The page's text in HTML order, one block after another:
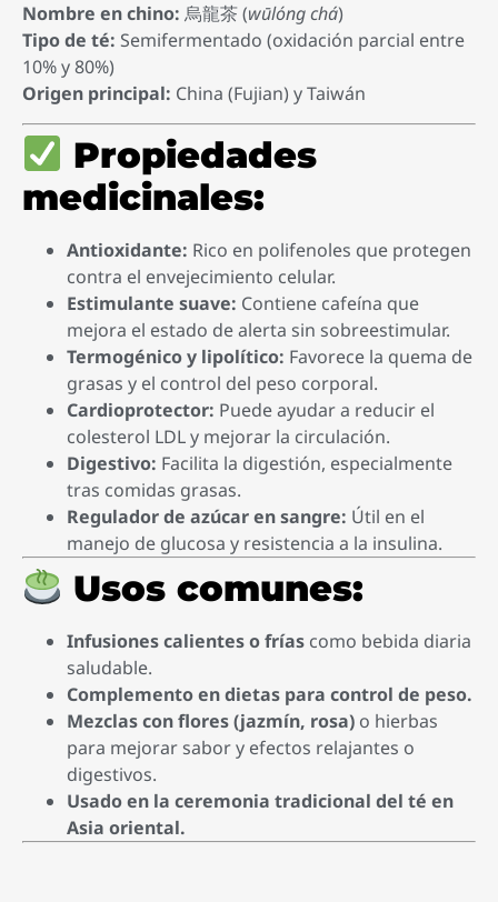
Nombre en chino: 烏龍茶 (wūlóng chá)
Tipo de té: Semifermentado (oxidación parcial entre
10% y 80%)
Origen principal: China (Fujian) y Taiwán
Propiedades
medicinales:
Antioxidante: Rico en polifenoles que protegen
contra el envejecimiento celular.
Estimulante suave: Contiene cafeína que
mejora el estado de alerta sin sobreestimular.
Termogénico y lipolítico: Favorece la quema de
grasas y el control del peso corporal.
Cardioprotector: Puede ayudar a reducir el
colesterol LDL y mejorar la circulación.
Digestivo: Facilita la digestión, especialmente
tras comidas grasas.
Regulador de azúcar en sangre: Útil en el
manejo de glucosa y resistencia a la insulina.
Usos comunes:
Infusiones calientes o frías como bebida diaria
saludable.
Complemento en dietas para control de peso.
Mezclas con flores (jazmín, rosa) o hierbas
para mejorar sabor y efectos relajantes o
digestivos.
Usado en la ceremonia tradicional del té en
Asia oriental.